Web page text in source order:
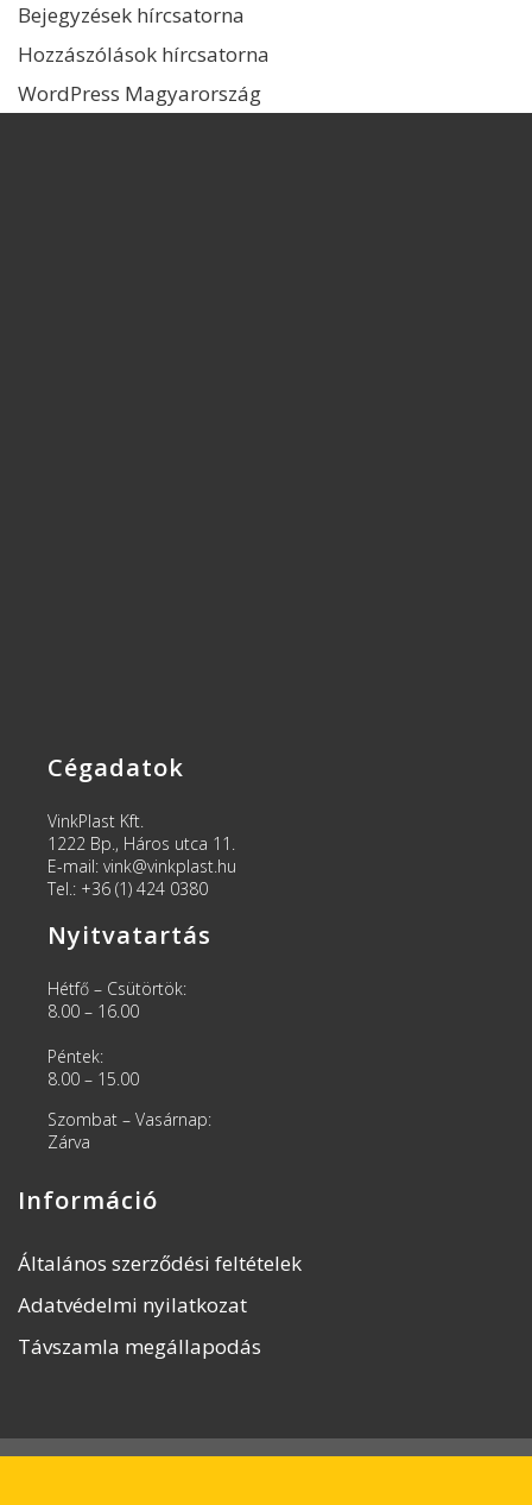
Bejegyzések hírcsatorna
Hozzászólások hírcsatorna
WordPress Magyarország
Cégadatok
VinkPlast Kft.
1222 Bp., Háros utca 11.
E-mail: vink@vinkplast.hu
Tel.: +36 (1) 424 0380
Nyitvatartás
Hétfő – Csütörtök:
8.00 – 16.00
Péntek:
8.00 – 15.00
Szombat – Vasárnap:
Zárva
Információ
Általános szerződési feltételek
Adatvédelmi nyilatkozat
Távszamla megállapodás